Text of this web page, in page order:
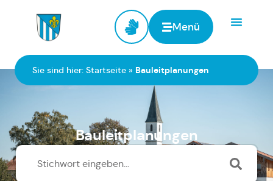
Menü
Sie sind hier: Startseite » Bauleitplanungen
Bauleitplanungen